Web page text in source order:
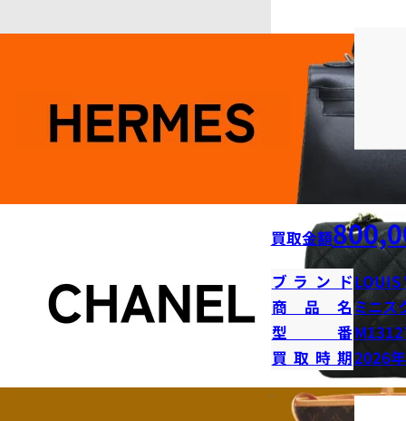
買取金額
ブランドLOUIS
商品名ミニス
型番
買取時期2026